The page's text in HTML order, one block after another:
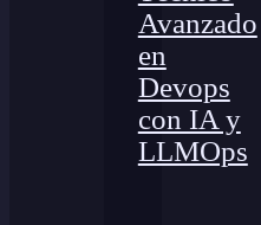
Avanzado
en
Devops
con IA y
LLMOps